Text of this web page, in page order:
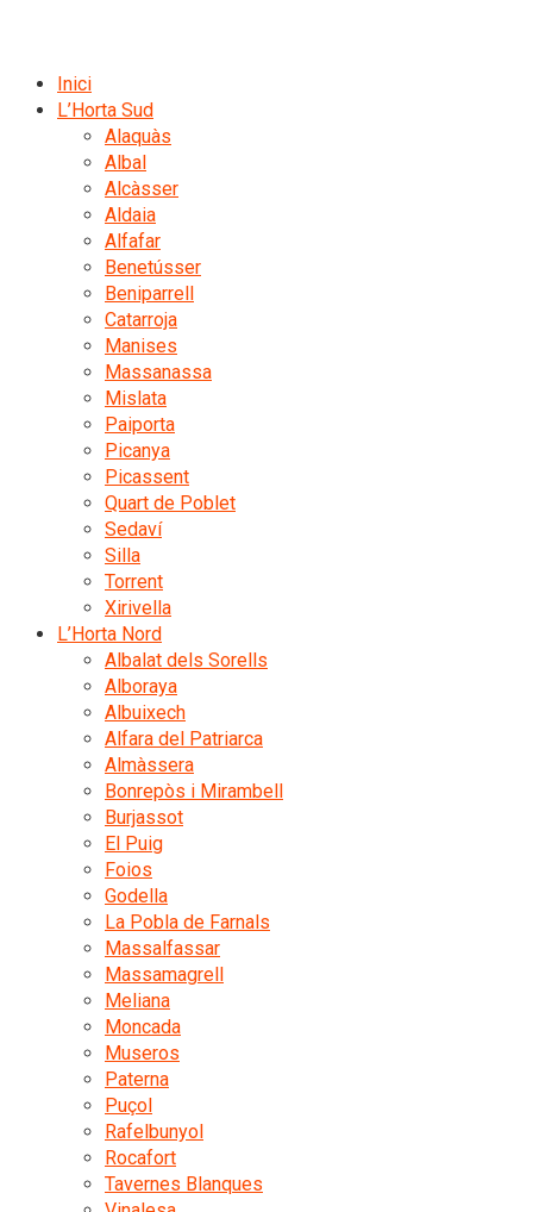
Inici
L’Horta Sud
Alaquàs
Albal
Alcàsser
Aldaia
Alfafar
Benetússer
Beniparrell
Catarroja
Manises
Massanassa
Mislata
Paiporta
Picanya
Picassent
Quart de Poblet
Sedaví
Silla
Torrent
Xirivella
L’Horta Nord
Albalat dels Sorells
Alboraya
Albuixech
Alfara del Patriarca
Almàssera
Bonrepòs i Mirambell
Burjassot
El Puig
Foios
Godella
La Pobla de Farnals
Massalfassar
Massamagrell
Meliana
Moncada
Museros
Paterna
Puçol
Rafelbunyol
Rocafort
Tavernes Blanques